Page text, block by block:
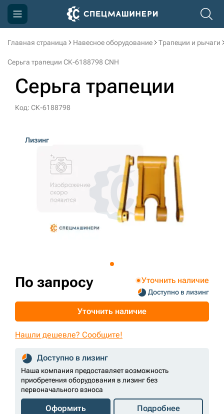
Главная страница Навесное оборудование Трапеции и рычаги
Серьга трапеции СК-6188798 CNH
Серьга трапеции
Код: СК-6188798
Лизинг
По запросу Уточнить наличие
Доступно в лизинг
Уточнить наличие
Нашли дешевле? Сообщите!
Доступно в лизинг
Наша компания предоставляет возможность
приобретения оборудования в лизинг без
первоначального взноса
Оформить Подробнее
Компания
Доставка и оплата
Информация
3D тур по производству
3D тур по складам
+7 (499) 394-50-93